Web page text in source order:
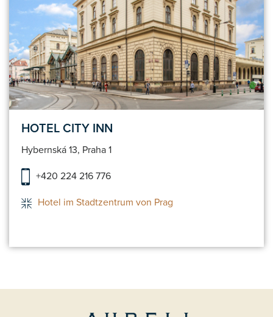
HOTEL CITY INN
Hybernská 13, Praha 1
+420 224 216 776
Hotel im Stadtzentrum von Prag